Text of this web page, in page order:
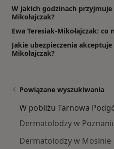
W jakich godzinach przyjmuje
Mikołajczak?
Ewa Teresiak-Mikołajczak: co
Jakie ubezpieczenia akceptuje
Mikołajczak?
Powiązane wyszukiwania
W pobliżu Tarnowa
Dermatolodzy w
Dermatolodzy w Mosinie